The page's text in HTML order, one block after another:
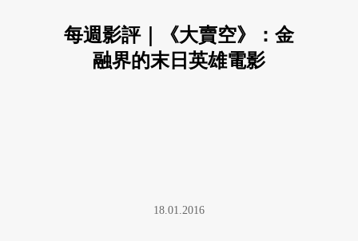
每週影評｜《大賣空》：金
融界的末日英雄電影
18.01.2016